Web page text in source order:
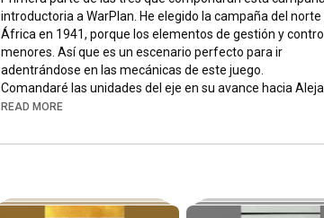
introductoria a WarPlan. He elegido la campaña del norte
África en 1941, porque los elementos de gestión y
menores. Así que es un escenario perfecto para ir
adentrándose en las mecánicas de este juego.
Comandaré las unidades del eje en su avance hacia
operacional de cuerpo / división que simula las
en el conflicto. El sistema WarPlan se centra en la
interfaz para permitir a los jugadores concentrarse sobre
READ MORE